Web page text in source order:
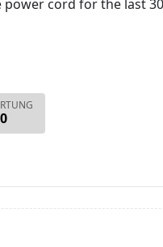
cord for the last
0